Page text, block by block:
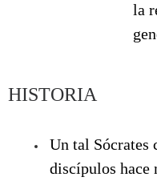
la
HISTORIA
Un tal Sócrates
discípulos hace